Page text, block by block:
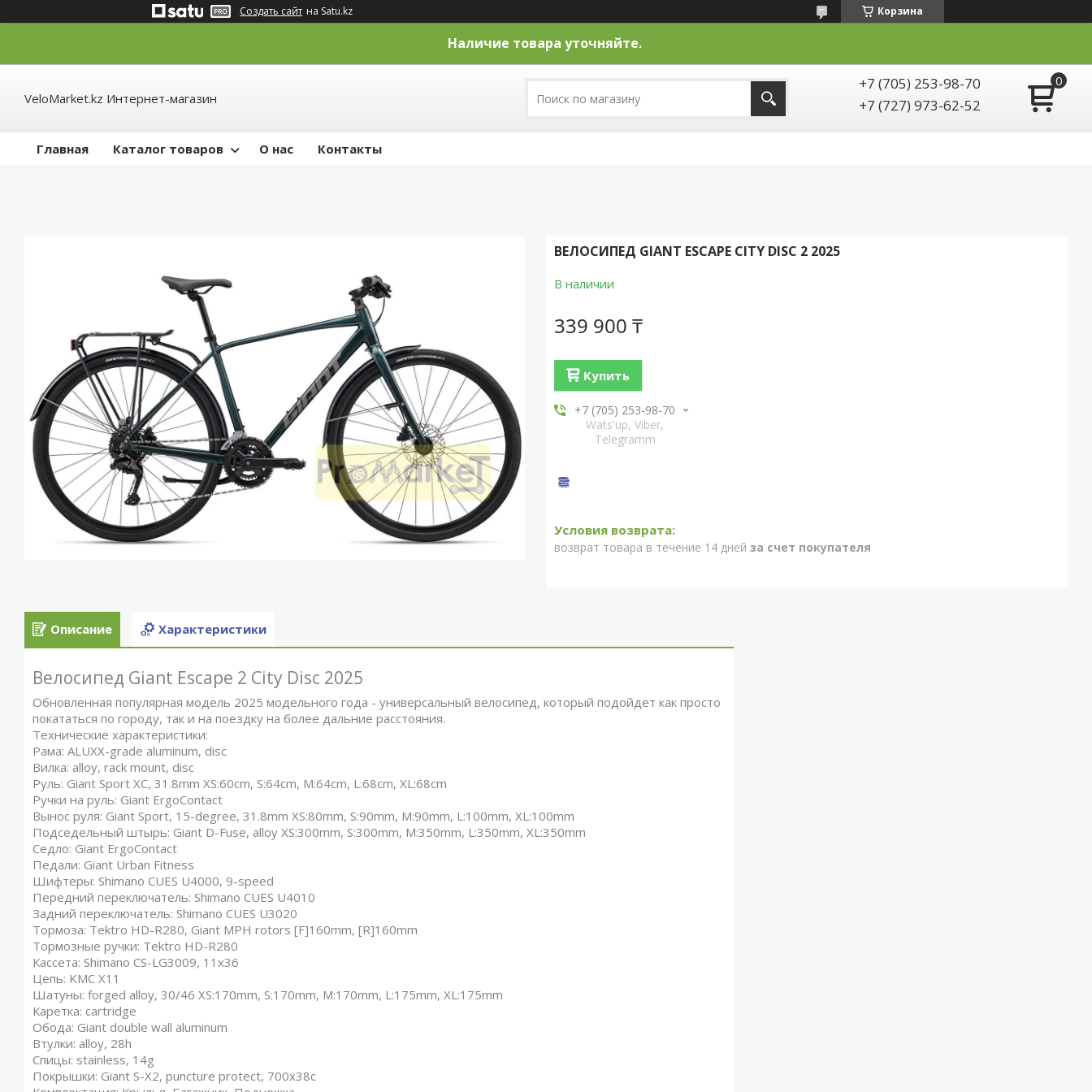
Создать сайт на Satu.kz Корзина
Наличие товара уточняйте.
VeloMarket.kz Интернет-магазин
+7 (705) 253-98-70
+7 (727) 973-62-52
Главная Каталог товаров О нас Контакты
ВЕЛОСИПЕД GIANT ESCAPE CITY DISC 2 2025
В наличии
339 900 ₸
Купить
+7 (705) 253-98-70
Wats'up, Viber,
Telegramm
возврат товара в течение 14 дней за счет покупателя
Описание Характеристики
Велосипед Giant Escape 2 City Disc 2025
Обновленная популярная модель 2025 модельного года - универсальный велосипед, который подойдет как просто
покататься по городу, так и на поездку на более дальние расстояния.
Технические характеристики:
Рама: ALUXX-grade aluminum, disc
Вилка: alloy, rack mount, disc
Руль: Giant Sport XC, 31.8mm XS:60cm, S:64cm, M:64cm, L:68cm, XL:68cm
Ручки на руль: Giant ErgoContact
Вынос руля: Giant Sport, 15-degree, 31.8mm XS:80mm, S:90mm, M:90mm, L:100mm, XL:100mm
Подседельный штырь: Giant D-Fuse, alloy XS:300mm, S:300mm, M:350mm, L:350mm, XL:350mm
Седло: Giant ErgoContact
Педали: Giant Urban Fitness
Шифтеры: Shimano CUES U4000, 9-speed
Передний переключатель: Shimano CUES U4010
Задний переключатель: Shimano CUES U3020
Тормоза: Tektro HD-R280, Giant MPH rotors [F]160mm, [R]160mm
Тормозные ручки: Tektro HD-R280
Кассета: Shimano CS-LG3009, 11x36
Цепь: KMC X11
Шатуны: forged alloy, 30/46 XS:170mm, S:170mm, M:170mm, L:175mm, XL:175mm
Каретка: cartridge
Обода: Giant double wall aluminum
Втулки: alloy, 28h
Спицы: stainless, 14g
Покрышки: Giant S-X2, puncture protect, 700x38c